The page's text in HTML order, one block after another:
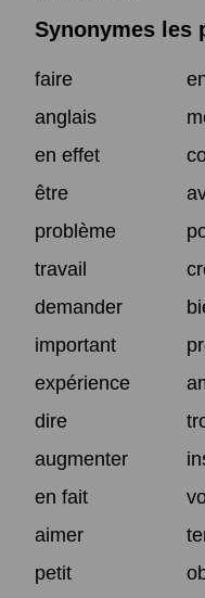
Synonymes les
faire
anglais
en effet
être
problème
travail
demander
important
expérience
dire
augmenter
en fait
aimer
petit